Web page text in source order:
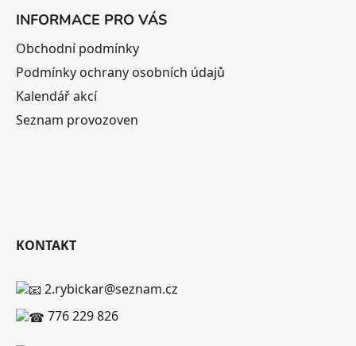
INFORMACE PRO VÁS
Obchodní podmínky
Podmínky ochrany osobních údajů
Kalendář akcí
Seznam provozoven
KONTAKT
2.rybickar@seznam.cz
776 229 826